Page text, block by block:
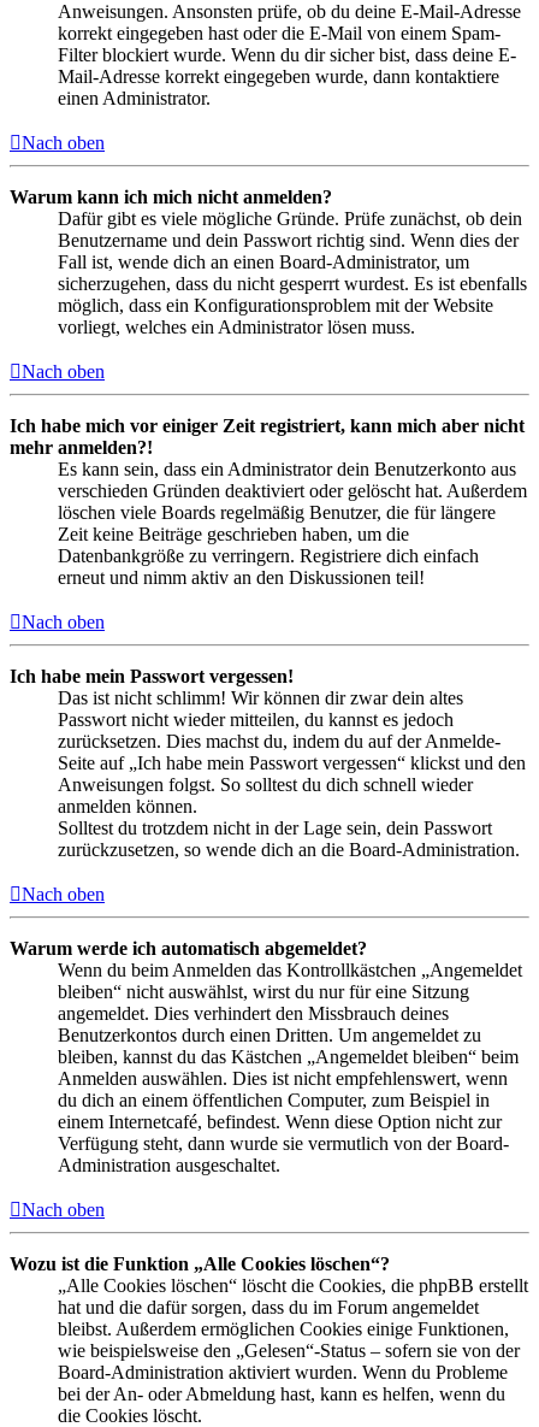
Anweisungen. Ansonsten prüfe, ob du deine E-Mail-Adresse
korrekt eingegeben hast oder die E-Mail von einem Spam-
Filter blockiert wurde. Wenn du dir sicher bist, dass deine E-
Mail-Adresse korrekt eingegeben wurde, dann kontaktiere
einen Administrator.
Nach oben
Warum kann ich mich nicht anmelden?
Dafür gibt es viele mögliche Gründe. Prüfe zunächst, ob dein
Benutzername und dein Passwort richtig sind. Wenn dies der
Fall ist, wende dich an einen Board-Administrator, um
sicherzugehen, dass du nicht gesperrt wurdest. Es ist ebenfalls
möglich, dass ein Konfigurationsproblem mit der Website
vorliegt, welches ein Administrator lösen muss.
Nach oben
Ich habe mich vor einiger Zeit registriert, kann mich aber nicht
mehr anmelden?!
Es kann sein, dass ein Administrator dein Benutzerkonto aus
verschieden Gründen deaktiviert oder gelöscht hat. Außerdem
löschen viele Boards regelmäßig Benutzer, die für längere
Zeit keine Beiträge geschrieben haben, um die
Datenbankgröße zu verringern. Registriere dich einfach
erneut und nimm aktiv an den Diskussionen teil!
Nach oben
Ich habe mein Passwort vergessen!
Das ist nicht schlimm! Wir können dir zwar dein altes
Passwort nicht wieder mitteilen, du kannst es jedoch
zurücksetzen. Dies machst du, indem du auf der Anmelde-
Seite auf „Ich habe mein Passwort vergessen“ klickst und den
Anweisungen folgst. So solltest du dich schnell wieder
anmelden können.
Solltest du trotzdem nicht in der Lage sein, dein Passwort
zurückzusetzen, so wende dich an die Board-Administration.
Nach oben
Warum werde ich automatisch abgemeldet?
Wenn du beim Anmelden das Kontrollkästchen „Angemeldet
bleiben“ nicht auswählst, wirst du nur für eine Sitzung
angemeldet. Dies verhindert den Missbrauch deines
Benutzerkontos durch einen Dritten. Um angemeldet zu
bleiben, kannst du das Kästchen „Angemeldet bleiben“ beim
Anmelden auswählen. Dies ist nicht empfehlenswert, wenn
du dich an einem öffentlichen Computer, zum Beispiel in
einem Internetcafé, befindest. Wenn diese Option nicht zur
Verfügung steht, dann wurde sie vermutlich von der Board-
Administration ausgeschaltet.
Nach oben
Wozu ist die Funktion „Alle Cookies löschen“?
„Alle Cookies löschen“ löscht die Cookies, die phpBB erstellt
hat und die dafür sorgen, dass du im Forum angemeldet
bleibst. Außerdem ermöglichen Cookies einige Funktionen,
wie beispielsweise den „Gelesen“-Status – sofern sie von der
Board-Administration aktiviert wurden. Wenn du Probleme
bei der An- oder Abmeldung hast, kann es helfen, wenn du
die Cookies löscht.